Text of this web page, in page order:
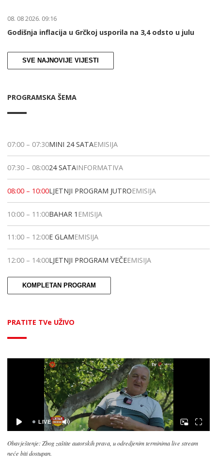
08. 08 2026. 09:16
Godišnja inflacija u Grčkoj usporila na 3,4 odsto u julu
SVE NAJNOVIJE VIJESTI
PROGRAMSKA ŠEMA
07:00 – 07:30MINI 24 SATAEMISIJA
07:30 – 08:0024 SATAINFORMATIVA
08:00 – 10:00LJETNJI PROGRAM JUTROEMISIJA
10:00 – 11:00BAHAR 1 EMISIJA
11:00 – 12:00E GLAMEMISIJA
12:00 – 14:00LJETNJI PROGRAM VEČEEMISIJA
KOMPLETAN PROGRAM
PRATITE TVe UŽIVO
Obavještenje: Zbog zaštite autorskih prava, u odredjenim terminima live stream
neće biti dostupan.